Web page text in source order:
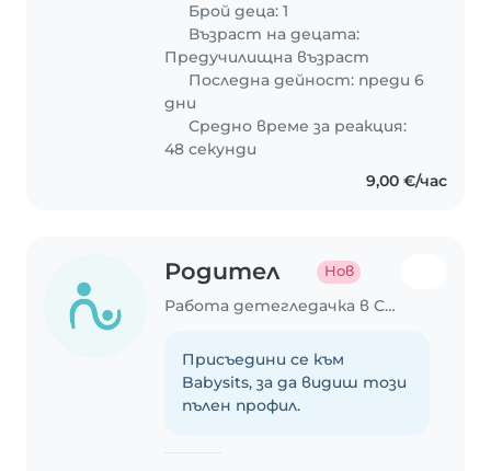
Брой деца: 1
Възраст на децата:
Предучилищна възраст
Последна дейност: преди 6
дни
Средно време за реакция:
48 секунди
9,00 €/час
Родител Нов
Работа детегледачка в Сливен
Присъедини се към
Babysits, за да видиш този
пълен профил.